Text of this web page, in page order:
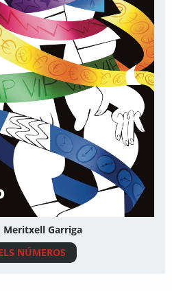
Garriga
NÚMEROS